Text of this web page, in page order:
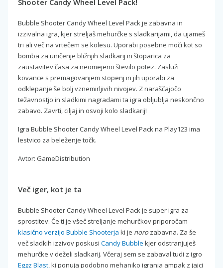
Bubble Shooter Candy Wheel Level Pack je zabavna in
izzivalna igra, kjer streljaš mehurčke s sladkarijami, da ujameš
tri ali več na vrtečem se kolesu. Uporabi posebne moči kot so
bomba za uničenje bližnjih sladkarij in štoparica za
zaustavitev časa za neomejeno število potez. Zasluži
kovance s premagovanjem stopenj in jih uporabi za
odklepanje še bolj vznemirljivih nivojev. Z naraščajočo
težavnostjo in sladkimi nagradami ta igra obljublja neskončno
zabavo. Zavrti, ciljaj in osvoji kolo sladkarij!
Igra Bubble Shooter Candy Wheel Level Pack na Play123 ima
lestvico za beleženje točk.
Avtor: GameDistribution
Več iger, kot je ta
Bubble Shooter Candy Wheel Level Pack je super igra za
sprostitev. Če ti je všeč streljanje mehurčkov priporočam
klasično verzijo Bubble Shooterja ki je noro zabavna. Za še
več sladkih izzivov poskusi Candy Bubble kjer odstranjuješ
mehurčke v deželi sladkarij. Včeraj sem se zabaval tudi z igro
Eggz Blast, ki ponuja podobno mehaniko igranja ampak z jajci